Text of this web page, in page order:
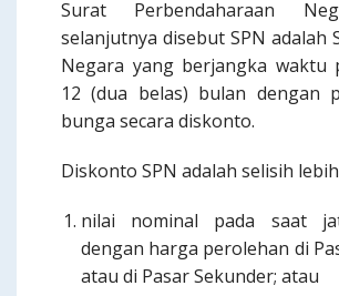
Surat Perbendaharaan
selanjutnya disebut SPN adalah
Negara yang berjangka waktu
12 (dua belas) bulan dengan
bunga secara diskonto.
Diskonto SPN adalah selisih
nilai nominal pada saat
dengan harga perolehan di
atau di Pasar Sekunder; atau